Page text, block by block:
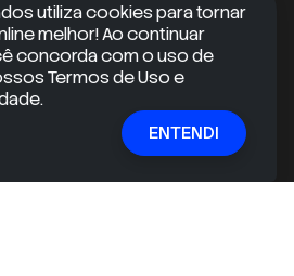
EXCLUSIVOS
e ir além do óbvio?
iOS
utiliza cookies para tornar
melhor! Ao continuar
concorda com o uso de
Termos de Uso e
ENTENDI